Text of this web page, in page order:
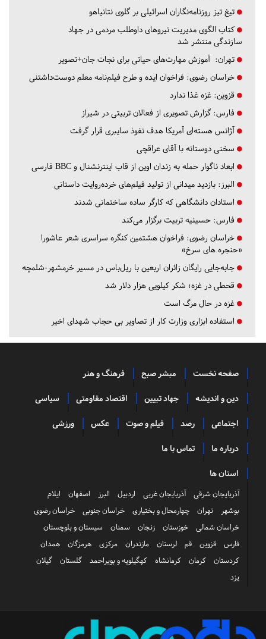
تیغ تیز روزنامه‌نگاران اسرائیلی بر گلوی نتانیاهو
کتاب الگوی مدیریت نیروهای داوطلب مردمی در جهاد
سازندگی منتشر شد
تهران: آموزش مهارت‌های حیاتی برای نجات جان+تصویر
خراسان رضوی: فراخوان ایده و طرح فیلم‌نامه معلم دوست‌داشتنی
قزوین: غزه غذا ندارد
فارس: گزارش تصویری از فعالان تربیتی در شیراز
آژانس هسته‌ای آمریکا هدف نفوذ سایبری قرار گرفت
سخنی دوستانه با آقای عراقچی
ابعاد ناگوار حمله به زندان اوین از قاب اینترنشنال و BBC فارسی
البرز: بازدید میدانی از تولید فیلم‌های خرده‌روایت داستانی
استادان دانشگاهی که کارگر ساده ساختمانی شدند
فارس: حسینیه تربیت برگزار می‌کند
خراسان رضوی: فراخوان هشتمین کنگره سراسری شعر عاشورا
«حنجره های سرخ»
جابه‌جایی رایگان زائران اربعین با ریل‌باس در مسیر خرمشهر-شلمچه
قحطی در غزه؛ شکر کیلویی هزار دلار شد
غزه در حال مرگ است
استفاده ابزاری وزارت کار از تصاویر بی حجاب شهدای اخیر
صفحه نخست مبشر صبح فرهنگ و هنر
دین و اندیشه جهاد تبیین اقتصاد مقاومتی سیاسی
اجتماعی رصد فیلم و صوت عکس ورزشی
درباره ما تماس با ما
استان ها
آذربایجان شرقی آذربایجان غربی اردبیل البرز اصفهان
ایلام
بوشهر
تهران چهارمحال و بختیاری خراسان جنوبی
خراسان رضوی
خراسان شمالی
خوزستان زنجان سمنان
سیستان و بلوچستان
فارس
قزوین قم لرستان مازندران مرکزی هرمزگان
همدان
کردستان
کرمان کرمانشاه کهگیلویه و بویراحمد گلستان
گیلان
یزد